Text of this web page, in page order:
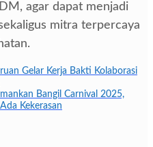
agar dapat menjadi
mitra terpercaya
Gelar Kerja Bakti Kolaborasi
Bangil Carnival 2025,
Kekerasan